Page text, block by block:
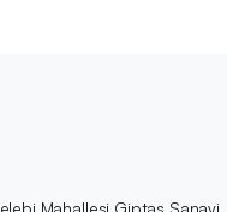
Mahallesi Giptaş Sanayi